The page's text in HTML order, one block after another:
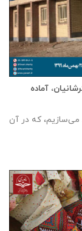
کرشانیان، آماده
می‌سازیم، که در آن